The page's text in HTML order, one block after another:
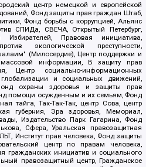
центр немецкой и европейской
Фонд защиты прав граждан Штаб,
Фонд борьбы с коррупцией, Альянс
СПИДа, СВЕЧА, Открытый Петербург,
Избирателей, Правовая инициатива,
экологической преступности,
(Милосердие), Центр поддержки и
массовой информации, В защиту прав
Центр социально-информационных
глобализации и социальных движений,
охраны здоровья и защиты прав
помощи осужденным и их семьям, Фонд
тайга, Так-Так-Так, центр Сова, центр
губерния, Эра здоровья, Мемориал,
Издательство Парк Гагарина, Фонд
Сфера, Уральская правозащитная
Институт прав человека, Фонд защиты
центр по правам человека,
гражданских инициатив и социального
правозащитный центр, Гражданское